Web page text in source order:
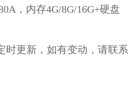
，内存4G/8G/16G+硬盘
更新，如有变动，请联系